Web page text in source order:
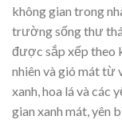
không gian trong
trường sống thư
được sắp xếp theo
nhiên và gió mát
xanh, hoa lá và các
gian xanh mát, yên